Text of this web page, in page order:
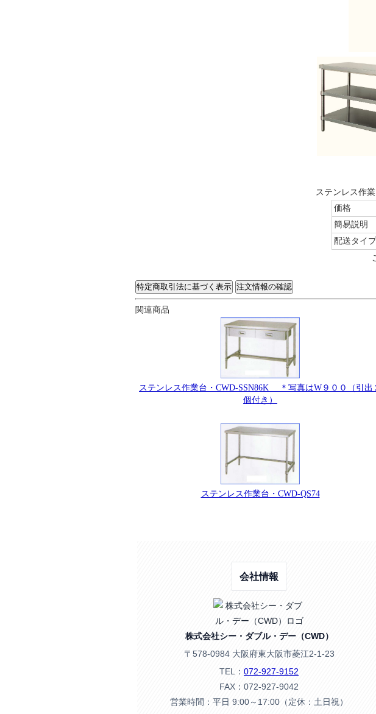
ステンレス作
価格
簡易説明
配送タイプ
関連商品
ステンレス作業台・CWD-SSN86K ＊写真はW９００（引出
個付き）
ステンレス作業台・CWD-QS74
会社情報
株式会社シー・ダブル・デー（CWD）
〒578-0984 大阪府東大阪市菱江2-1-23
TEL： 072-927-9152
FAX：072-927-9042
営業時間：平日 9:00～17:00（定休：土日祝）